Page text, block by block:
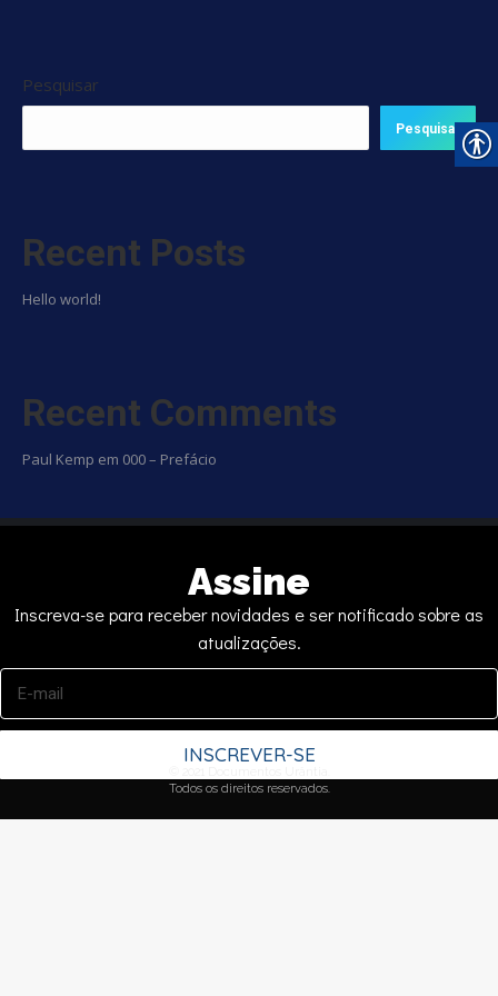
Pesquisar
Pesquisar
Recent Posts
Hello world!
Recent Comments
Paul Kemp em 000 – Prefácio
Assine
Inscreva-se para receber novidades e ser notificado sobre as
atualizações.
INSCREVER-SE
Todos os direitos reservados.